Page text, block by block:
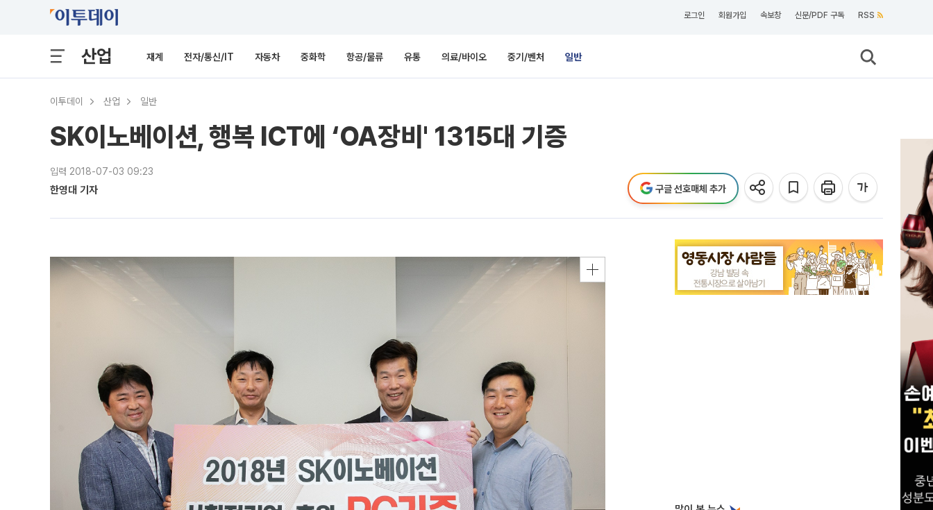
로그인 회원가입 속보창 신문/PDF 구독 RSS
산업 재계 전자/통신/IT 자동차 중화학 항공/물류 유통 의료/바이오 중기/벤처 일반
이투데이 산업 일반
SK이노베이션, 행복 ICT에 ‘OA장비' 1315대 기증
입력 2018-07-03 09:23
한영대 기자 구글 선호매체 추가